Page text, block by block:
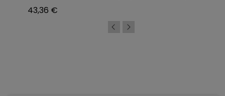
43,36 €